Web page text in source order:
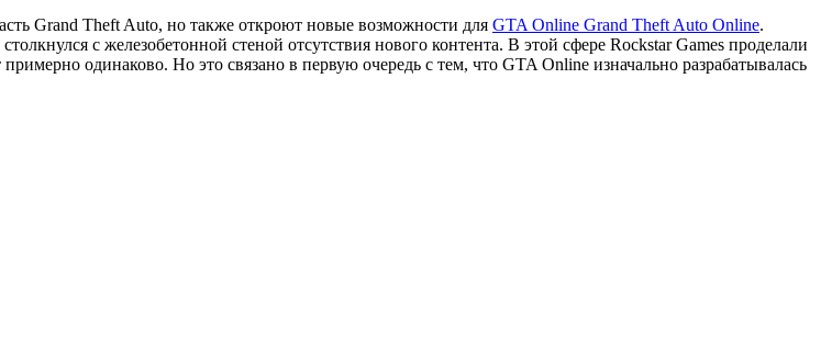
Grand Theft Auto, но также откроют новые возможности для GTA Online Grand Theft Auto Online.
с железобетонной стеной отсутствия нового контента. В этой сфере Rockstar Games проделали
одинаково. Но это связано в первую очередь с тем, что GTA Online изначально разрабатывалась